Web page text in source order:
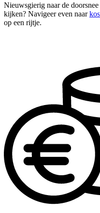
Nieuwsgierig naar de
kijken? Navigeer even naar
op een rijtje.